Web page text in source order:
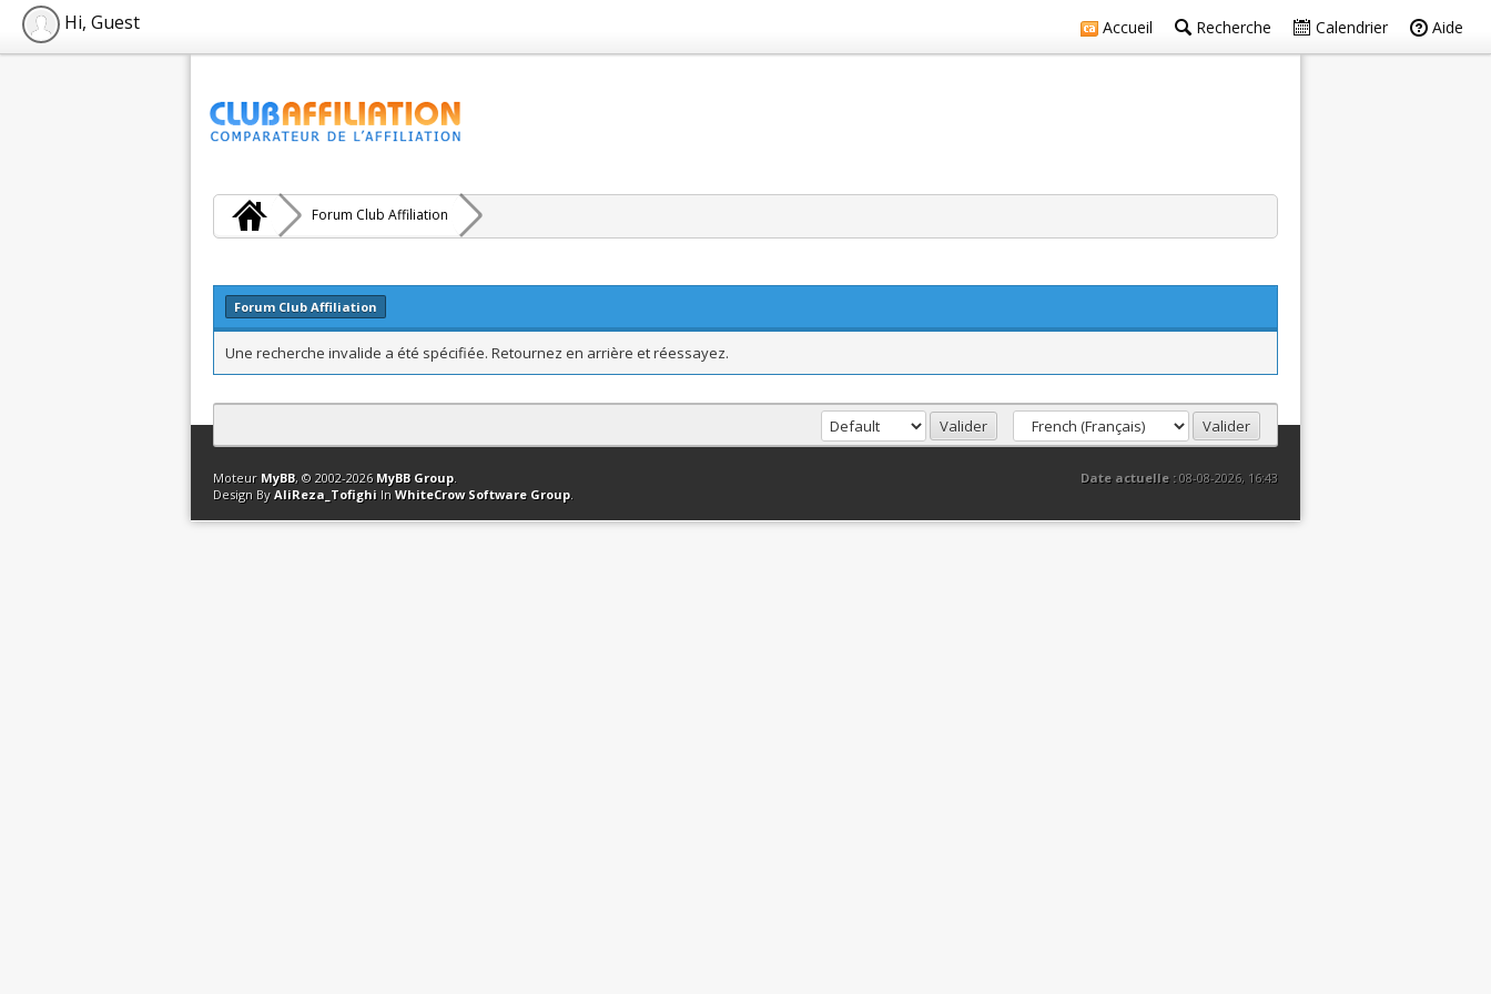
Accueil Recherche Calendrier Aide
Hi, Guest
Forum Club Affiliation
Forum Club Affiliation
Une recherche invalide a été spécifiée. Retournez en arrière et réessayez.
Contact Club Affiliation Retourner en haut Version bas-débit (Archivé) Syndication RSS
Date actuelle :08-08-2026, 16:43
Moteur MyBB, © 2002-2026 MyBB Group.
Design By AliReza_Tofighi In WhiteCrow Software Group.